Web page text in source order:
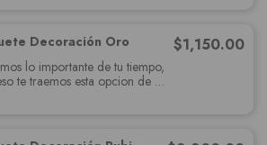
Decoración Oro $1,150.00
lo importante de tu tiempo,
te traemos esta opcion de